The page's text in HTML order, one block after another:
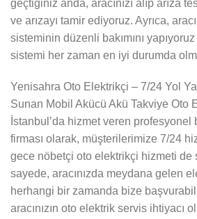
geçtiğiniz anda, aracınızı alıp arıza
ve arızayı tamir ediyoruz. Ayrıca,
sisteminin düzenli bakımını
sistemi her zaman en iyi durumda
Yenisahra Oto Elektrikçi – 7/24 Yol
Sunan Mobil Akücü Akü Takviye Oto
İstanbul’da hizmet veren profesyonel
firması olarak, müşterilerimize 7/24
gece nöbetçi oto elektrikçi hizmeti de
sayede, aracınızda meydana gelen
herhangi bir zamanda bize
aracınızın oto elektrik servis ihtiyacı